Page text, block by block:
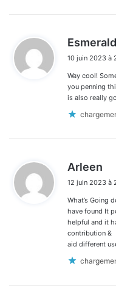
10 juin 2023 à
Way cool!
you penning
is also really
Arleen
t
12 juin 2023 à
What’s Going
have found It
helpful and it
contribution &
aid different